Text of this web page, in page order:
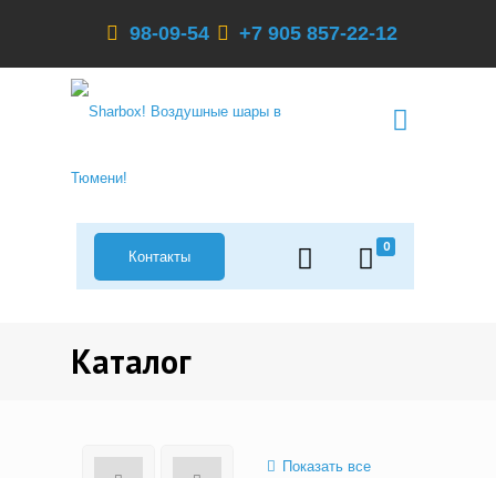
98-09-54 +7 905 857-22-12
0
Контакты
Каталог
Показать все